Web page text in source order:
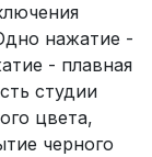
нажатие -
- плавная
студии
цвета,
черного